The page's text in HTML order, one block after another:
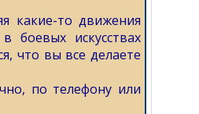
какие-то движения
боевых искусствах
что вы все делаете
по телефону или